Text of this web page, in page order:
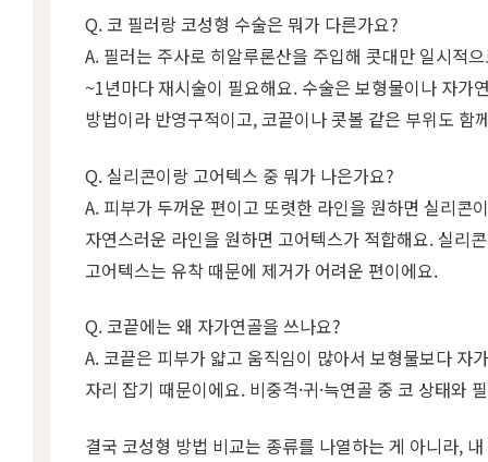
Q. 코 필러랑 코성형 수술은 뭐가 다른가요?
A. 필러는 주사로 히알루론산을 주입해 콧대만 일시적
~1년마다 재시술이 필요해요. 수술은 보형물이나 자가
방법이라 반영구적이고, 코끝이나 콧볼 같은 부위도 함
Q. 실리콘이랑 고어텍스 중 뭐가 나은가요?
A. 피부가 두꺼운 편이고 또렷한 라인을 원하면 실리콘
자연스러운 라인을 원하면 고어텍스가 적합해요. 실리
고어텍스는 유착 때문에 제거가 어려운 편이에요.
Q. 코끝에는 왜 자가연골을 쓰나요?
A. 코끝은 피부가 얇고 움직임이 많아서 보형물보다 자
자리 잡기 때문이에요. 비중격·귀·늑연골 중 코 상태와
결국 코성형 방법 비교는 종류를 나열하는 게 아니라,